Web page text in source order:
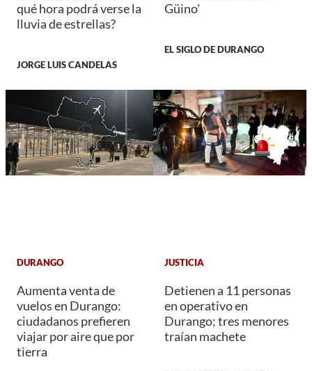
qué hora podrá verse la
lluvia de estrellas?
JORGE LUIS CANDELAS
Güino'
EL SIGLO DE DURANGO
DURANGO
Aumenta venta de
vuelos en Durango:
ciudadanos prefieren
viajar por aire que por
tierra
JUSTICIA
Detienen a 11 personas
en operativo en
Durango; tres menores
traían machete